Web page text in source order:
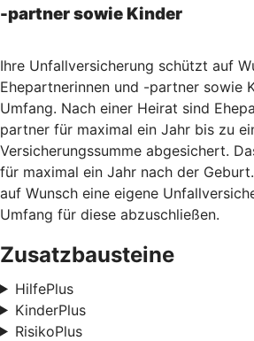
-partner sowie Kinder
Ihre Unfallversicherung schützt auf
Ehepartnerinnen und -partner sowie
Umfang. Nach einer Heirat sind
partner für maximal ein Jahr bis zu
Versicherungssumme abgesichert.
für maximal ein Jahr nach der
auf Wunsch eine eigene
Umfang für diese abzuschließen.
Zusatzbausteine
HilfePlus
KinderPlus
RisikoPlus